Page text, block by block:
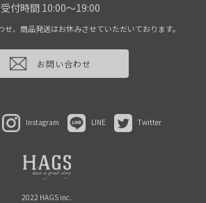
受付時間 10:00～19:00
、商品発送はお休みさせていただいております。
お問い合わせ
Instagram LINE Twitter
2022 HAGS inc.